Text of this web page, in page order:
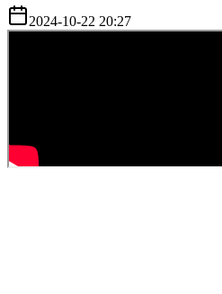
2024-10-22 20:27